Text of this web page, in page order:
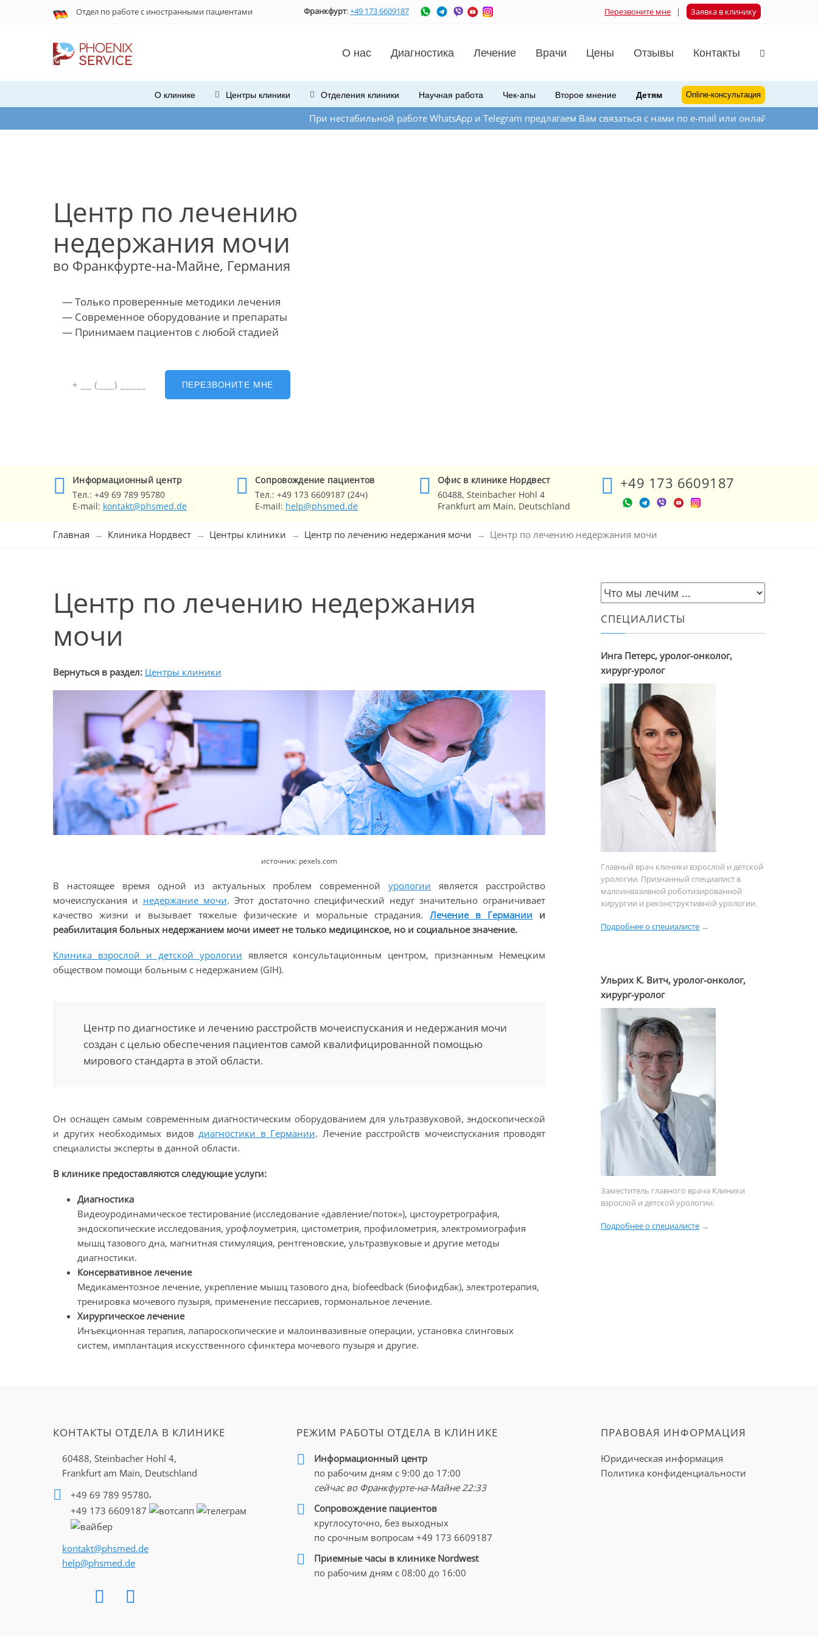
Отдел по работе с иностранными пациентами Франкфурт:+49 173 6609187 Перезвоните мне | Заявка в клинику
О нас Диагностика Лечение Врачи Цены Отзывы Контакты
О клинике Центры клиники Отделения клиники Научная работа Чек-апы Второе мнение Детям Online-консультация
При нестабильной работе WhatsApp и Telegram предлагаем Вам связаться с нами по e-mail или онлайн-мессенджера на
Центр по лечению
недержания мочи
во Франкфурте-на-Майне, Германия
— Только проверенные методики лечения
— Современное оборудование и препараты
— Принимаем пациентов с любой стадией
ПЕРЕЗВОНИТЕ МНЕ
Информационный центр
Тел.: +49 69 789 95780
E-mail: kontakt@phsmed.de
Cопровождение пациентов
Тел.: +49 173 6609187 (24ч)
E-mail: help@phsmed.de
Офис в клинике Нордвест
60488, Steinbacher Hohl 4
Frankfurt am Main, Deutschland
+49 173 6609187
Главная Клиника Нордвест Центры клиники Центр по лечению недержания мочи Центр по лечению недержания мочи
Центр по лечению недержания
мочи
Вернуться в раздел: Центры клиники
источник: pexels.com
В настоящее время одной из актуальных проблем современнойурологии является расстройство
мочеиспускания и недержание мочи. Этот достаточно специфический недуг значительно ограничивает
качество жизни и вызывает тяжелые физические и моральные страдания.Лечение в Германии и
реабилитация больных недержанием мочи имеет не только медицинское, но и социальное значение.
Клиника взрослой и детской урологии является консультационным центром, признанным Немецким
обществом помощи больным с недержанием (GIH).
Центр по диагностике и лечению расстройств мочеиспускания и недержания мочи
создан с целью обеспечения пациентов самой квалифицированной помощью
мирового стандарта в этой области.
Он оснащен самым современным диагностическим оборудованием для ультразвуковой, эндоскопической
и других необходимых видов диагностики в Германии. Лечение расстройств мочеиспускания проводят
специалисты эксперты в данной области.
В клинике предоставляются следующие услуги:
Диагностика
Видеоуродинамическое тестирование (исследование «давление/поток»), цистоуретрография,
эндоскопические исследования, урофлоуметрия, цистометрия, профилометрия, электромиография
мышц тазового дна, магнитная стимуляция, рентгеновские, ультразвуковые и другие методы
диагностики.
Консервативное лечение
Медикаментозное лечение, укрепление мышц тазового дна, biofeedback (биофидбак), электротерапия,
тренировка мочевого пузыря, применение пессариев, гормональное лечение.
Хирургическое лечение
Инъекционная терапия, лапароскопические и малоинвазивные операции, установка слинговых
систем, имплантация искусственного сфинктера мочевого пузыря и другие.
СПЕЦИАЛИСТЫ
Инга Петерс, уролог-онколог,
хирург-уролог
Главный врач клиники взрослой и детской
урологии. Признанный специалист в
малоинвазивной роботизированной
хирургии и реконструктивной урологии.
Подробнее о специалисте →
Ульрих К. Витч, уролог-онколог,
хирург-уролог
Заместитель главного врача Клиники
взрослой и детской урологии.
Подробнее о специалисте →
КОНТАКТЫ ОТДЕЛА В КЛИНИКЕ
60488, Steinbacher Hohl 4,
Frankfurt am Main, Deutschland
+49 69 789 95780,
+49 173 6609187
kontakt@phsmed.de
help@phsmed.de
РЕЖИМ РАБОТЫ ОТДЕЛА В КЛИНИКЕ
Информационный центр
по рабочим дням с 9:00 до 17:00
сейчас во Франкфурте-на-Майне 22:33
Cопровождение пациентов
круглосуточно, без выходных
по срочным вопросам +49 173 6609187
Приемные часы в клинике Nordwest
по рабочим дням с 08:00 до 16:00
ПРАВОВАЯ ИНФОРМАЦИЯ
Юридическая информация
Политика конфиденциальности